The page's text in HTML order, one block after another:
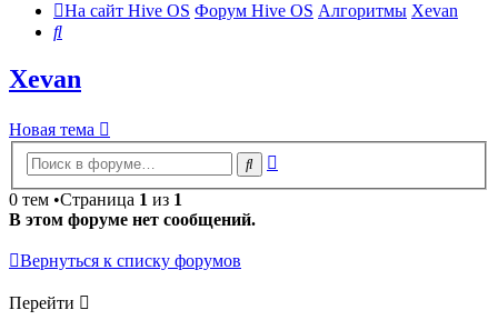
На сайт Hive OS Форум Hive OS Алгоритмы Xevan
Поиск
Xevan
Новая тема
Поиск
0 тем •Страница 1 из 1
В этом форуме нет сообщений.
Вернуться к списку форумов
Перейти